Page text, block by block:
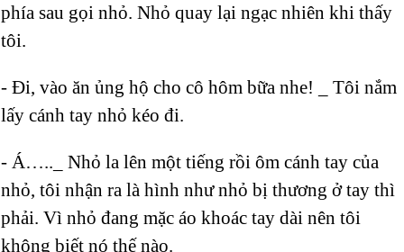
phía sau gọi nhỏ. Nhỏ quay lại ngạc nhiên khi thấy
tôi.
- Đi, vào ăn ủng hộ cho cô hôm bữa nhe! _ Tôi nắm
lấy cánh tay nhỏ kéo đi.
- Á….._ Nhỏ la lên một tiếng rồi ôm cánh tay của
nhỏ, tôi nhận ra là hình như nhỏ bị thương ở tay thì
phải. Vì nhỏ đang mặc áo khoác tay dài nên tôi
không biết nó thế nào.